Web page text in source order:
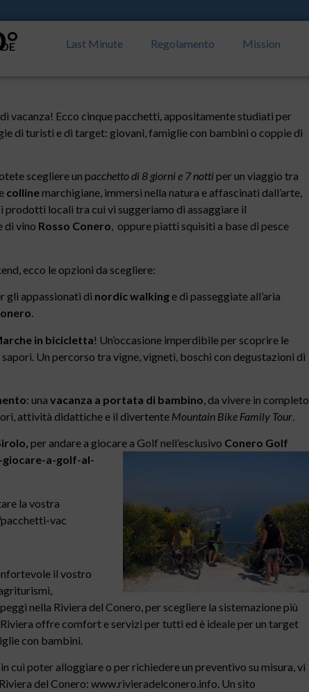
Last Minute Regolamento Mission
vacanza! Ecco cinque pacchetti, appositamente studiati per
di turisti e di target: giovani, famiglie con bambini o coppie di
scegliere un pacchetto di 8 giorni e 7 nottiper un viaggio tra
collinemarchigiane, immersi nella natura e affascinati dall’arte,
prodotti locali tra cui vi suggeriamo di assaggiare il
di vino Rosso Conero, oppure piatti squisiti a base di pesce
ecco le opzioni da scegliere:
gli appassionati di nordic walking e di passeggiate all’aria
.
in bicicletta! Un’occasione imperdibile per scoprire le
Un percorso tra vigne, vigneti, boschi con degustazioni di
: una vacanza a portata di bambino, da vivere in completo
attività didattiche e il divertente Mountain Bike Family Tour.
per andare a giocare a Golf nell’esclusivo Conero Golf
a-golf-al-
la vostra
vac
il vostro
nella Riviera del Conero, per scegliere la sistemazione più
offre comfort e servizi per tutti ed è ideale per un target
con bambini.
cui poter alloggiare o per richiedere un preventivo su misura, vi
del Conero: www.rivieradelconero.info. Un sito